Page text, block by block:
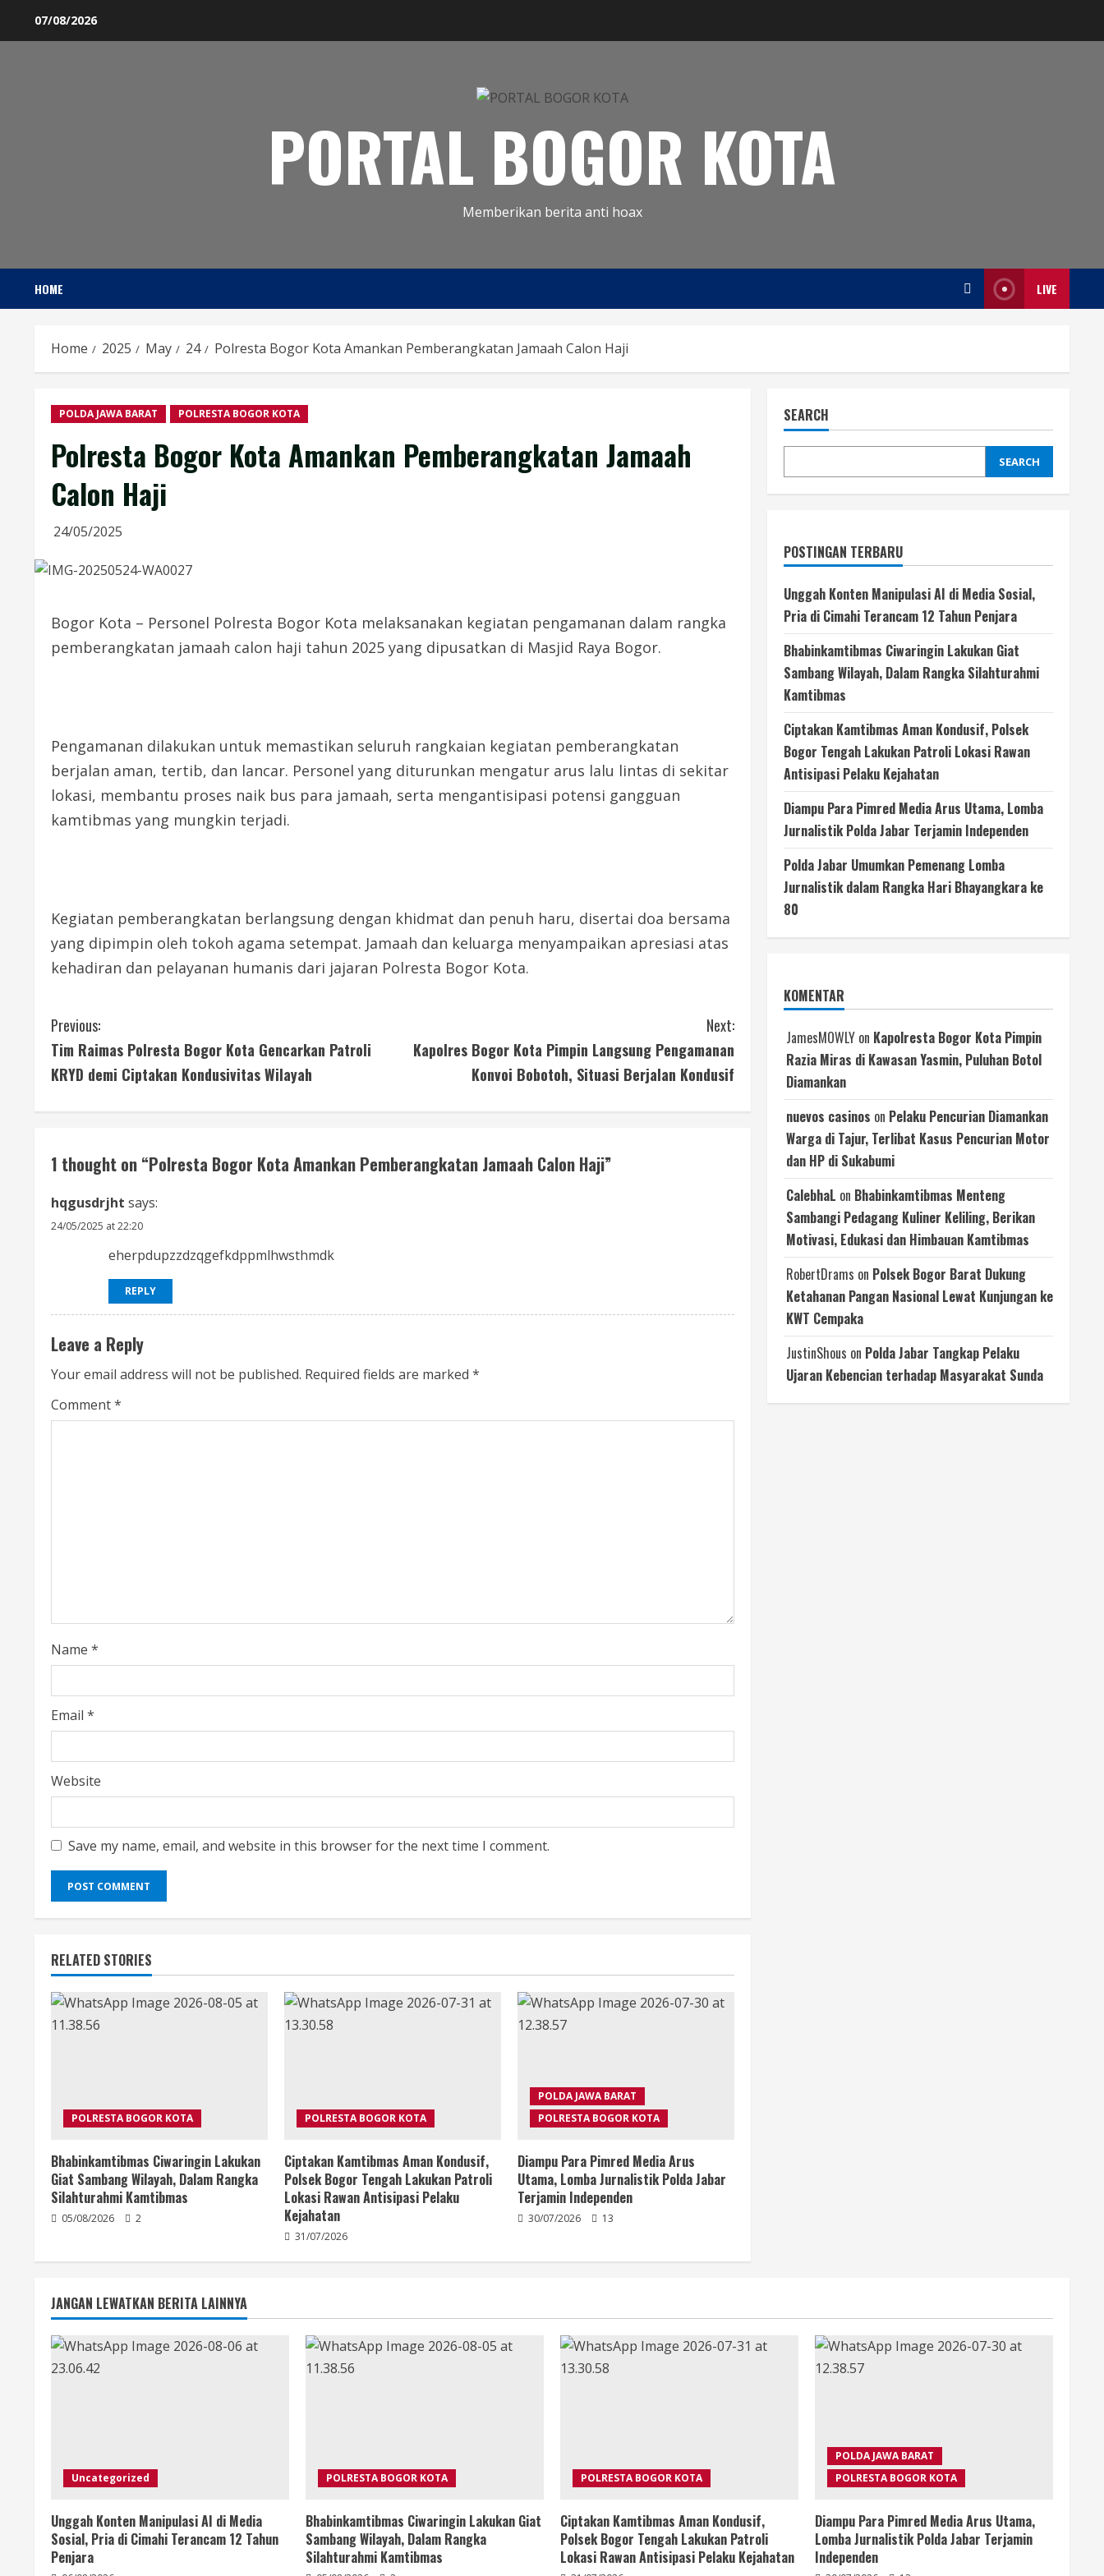
07/08/2026
PORTAL BOGOR KOTA
Memberikan berita anti hoax
HOME LIVE
Home 2025 May 24 Polresta Bogor Kota Amankan Pemberangkatan Jamaah Calon Haji
POLDA JAWA BARAT POLRESTA BOGOR KOTA
Polresta Bogor Kota Amankan Pemberangkatan Jamaah
Calon Haji
24/05/2025
Bogor Kota – Personel Polresta Bogor Kota melaksanakan kegiatan pengamanan dalam rangka
pemberangkatan jamaah calon haji tahun 2025 yang dipusatkan di Masjid Raya Bogor.
Pengamanan dilakukan untuk memastikan seluruh rangkaian kegiatan pemberangkatan
berjalan aman, tertib, dan lancar. Personel yang diturunkan mengatur arus lalu lintas di sekitar
lokasi, membantu proses naik bus para jamaah, serta mengantisipasi potensi gangguan
kamtibmas yang mungkin terjadi.
Kegiatan pemberangkatan berlangsung dengan khidmat dan penuh haru, disertai doa bersama
yang dipimpin oleh tokoh agama setempat. Jamaah dan keluarga menyampaikan apresiasi atas
kehadiran dan pelayanan humanis dari jajaran Polresta Bogor Kota.
C
o
i
n
u
R
e
a
d
Previous:
Tim Raimas Polresta Bogor Kota Gencarkan Patroli
KRYD demi Ciptakan Kondusivitas Wilayah
Next:
Kapolres Bogor Kota Pimpin Langsung Pengamanan
Konvoi Bobotoh, Situasi Berjalan Kondusif
1 thought on “Polresta Bogor Kota Amankan Pemberangkatan Jamaah Calon Haji”
hqgusdrjht says:
24/05/2025 at 22:20
eherpdupzzdzqgefkdppmlhwsthmdk
REPLY
Leave a Reply
Your email address will not be published. Required fields are marked *
Comment*
Name *
Email *
Website
Save my name, email, and website in this browser for the next time I comment.
RELATED STORIES
POLRESTA BOGOR KOTA
Bhabinkamtibmas Ciwaringin Lakukan
Giat Sambang Wilayah, Dalam Rangka
Silahturahmi Kamtibmas
05/08/2026 2
POLRESTA BOGOR KOTA
Ciptakan Kamtibmas Aman Kondusif,
Polsek Bogor Tengah Lakukan Patroli
Lokasi Rawan Antisipasi Pelaku
Kejahatan
31/07/2026
POLDA JAWA BARAT
POLRESTA BOGOR KOTA
Diampu Para Pimred Media Arus
Utama, Lomba Jurnalistik Polda Jabar
Terjamin Independen
30/07/2026 13
SEARCH
SEARCH
POSTINGAN TERBARU
Unggah Konten Manipulasi AI di Media Sosial,
Pria di Cimahi Terancam 12 Tahun Penjara
Bhabinkamtibmas Ciwaringin Lakukan Giat
Sambang Wilayah, Dalam Rangka Silahturahmi
Kamtibmas
Ciptakan Kamtibmas Aman Kondusif, Polsek
Bogor Tengah Lakukan Patroli Lokasi Rawan
Antisipasi Pelaku Kejahatan
Diampu Para Pimred Media Arus Utama, Lomba
Jurnalistik Polda Jabar Terjamin Independen
Polda Jabar Umumkan Pemenang Lomba
Jurnalistik dalam Rangka Hari Bhayangkara ke
80
KOMENTAR
JamesMOWLY on Kapolresta Bogor Kota Pimpin
Razia Miras di Kawasan Yasmin, Puluhan Botol
Diamankan
nuevos casinos on Pelaku Pencurian Diamankan
Warga di Tajur, Terlibat Kasus Pencurian Motor
dan HP di Sukabumi
CalebhaL on Bhabinkamtibmas Menteng
Sambangi Pedagang Kuliner Keliling, Berikan
Motivasi, Edukasi dan Himbauan Kamtibmas
RobertDrams on Polsek Bogor Barat Dukung
Ketahanan Pangan Nasional Lewat Kunjungan ke
KWT Cempaka
JustinShous on Polda Jabar Tangkap Pelaku
Ujaran Kebencian terhadap Masyarakat Sunda
JANGAN LEWATKAN BERITA LAINNYA
Uncategorized
Unggah Konten Manipulasi AI di Media
Sosial, Pria di Cimahi Terancam 12 Tahun
Penjara
POLRESTA BOGOR KOTA
Bhabinkamtibmas Ciwaringin Lakukan Giat
Sambang Wilayah, Dalam Rangka
Silahturahmi Kamtibmas
POLRESTA BOGOR KOTA
Ciptakan Kamtibmas Aman Kondusif,
Polsek Bogor Tengah Lakukan Patroli
Lokasi Rawan Antisipasi Pelaku Kejahatan
POLDA JAWA BARAT
POLRESTA BOGOR KOTA
Diampu Para Pimred Media Arus Utama,
Lomba Jurnalistik Polda Jabar Terjamin
Independen